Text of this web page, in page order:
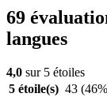
69
langues
4,0 sur 5 étoiles
5 étoile(s) 43